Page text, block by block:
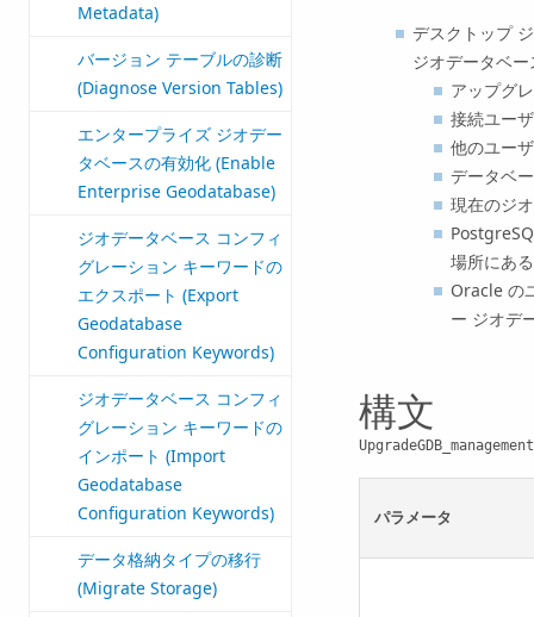
Metadata)
バージョン テーブルの診断
(Diagnose Version Tables)
エンタープライズ ジオデー
タベースの有効化 (Enable
Enterprise Geodatabase)
ジオデータベース コンフィ
グレーション キーワードの
エクスポート (Export
Geodatabase
Configuration Keywords)
ジオデータベース コンフィ
グレーション キーワードの
インポート (Import
Geodatabase
Configuration Keywords)
データ格納タイプの移行
(Migrate Storage)
デスクトップ
ジオデータベ
アップグ
接続ユー
他のユー
データベ
現在のジ
場所にあ
Oracle の
ー ジオデ
構文
パラメータ